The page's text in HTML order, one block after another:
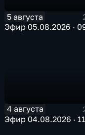
5 августа
Эфир 05.08.2026 ·
4 августа
Эфир 04.08.2026 ·